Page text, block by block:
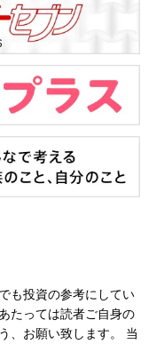
も投資の参考にしてい
たっては読者ご自身の
、お願い致します。 当